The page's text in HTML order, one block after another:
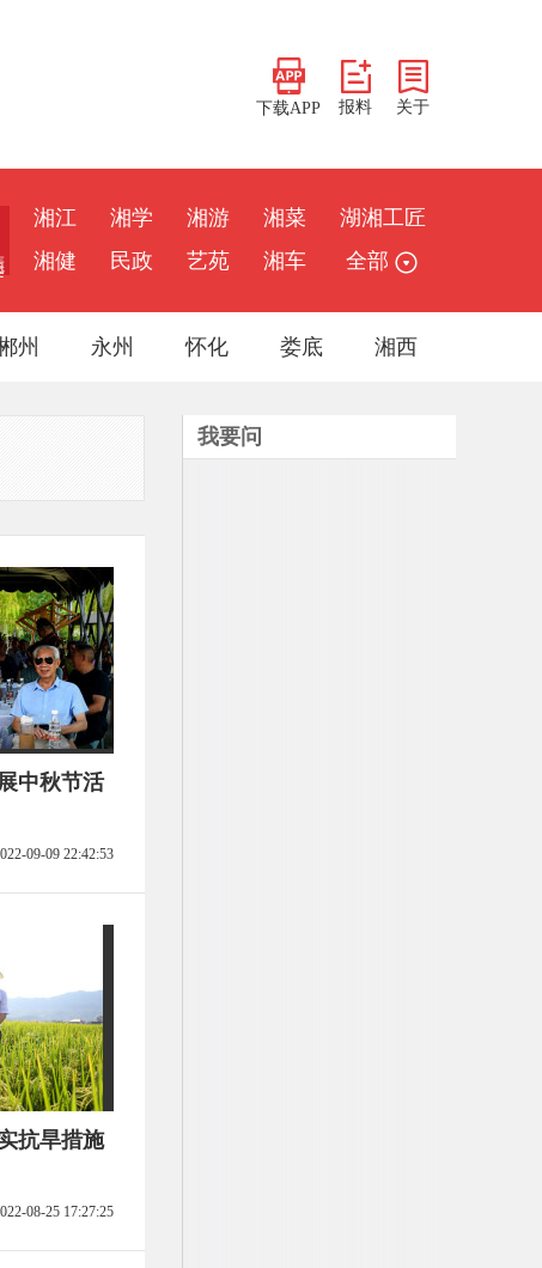
下载APP 报料 关于
湘江 湘学 湘游 湘菜
湖湘工匠
湘健
民政 艺苑 湘车 全部
州 永州 怀化 娄底 湘西
中秋节活
09-09 22:42:53
抗旱措施
08-25 17:27:25
我要问